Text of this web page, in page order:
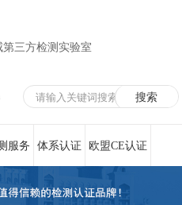
第三方检测实验室
服务 体系认证 欧盟CE认证
我们